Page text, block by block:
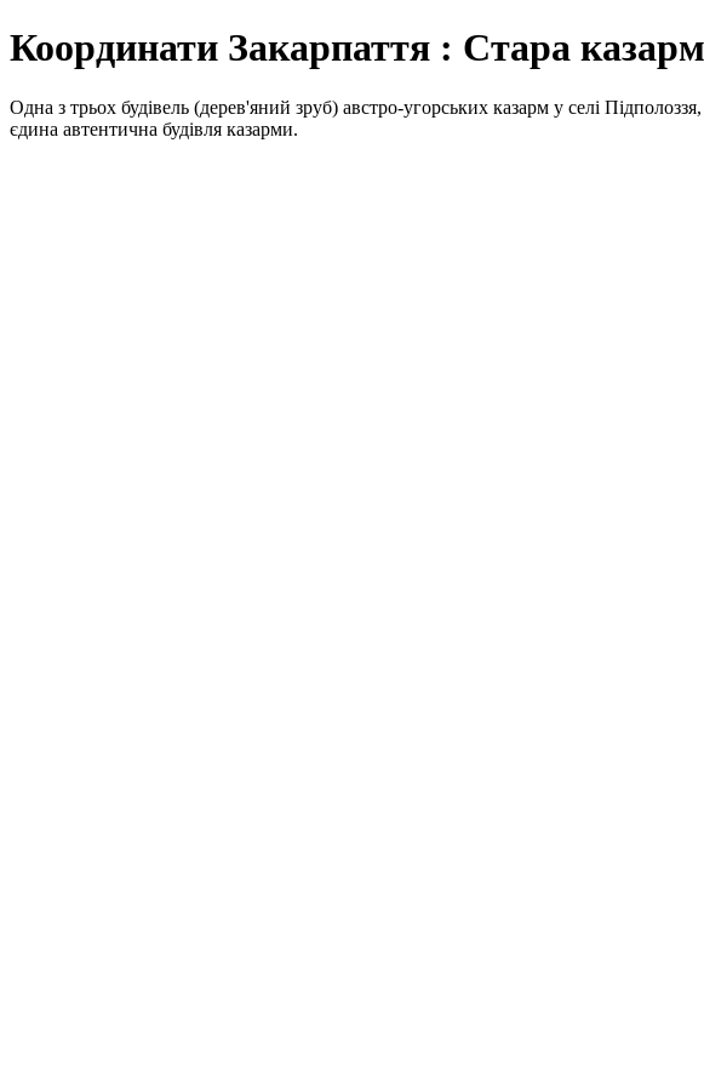
Координати Закарпаття : Стара
Одна з трьох будівель (дерев'яний зруб) австро-угорських казарм у селі
єдина автентична будівля казарми.